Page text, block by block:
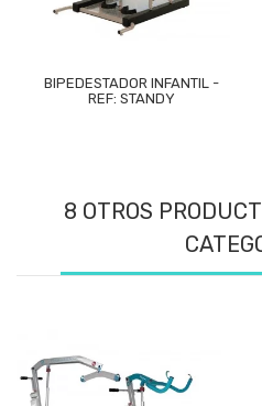
BIPEDESTADOR INFANTIL -
REF: STANDY
8 OTROS